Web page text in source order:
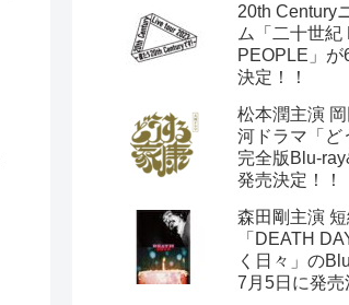
20th Century
ム「二十世紀
PEOPLE」が
決定！！
松本潤主演
河ドラマ「ど
完全版Blu-
発売決定！！
森田剛主演
「DEATH
く日々」の
7月5日に発売